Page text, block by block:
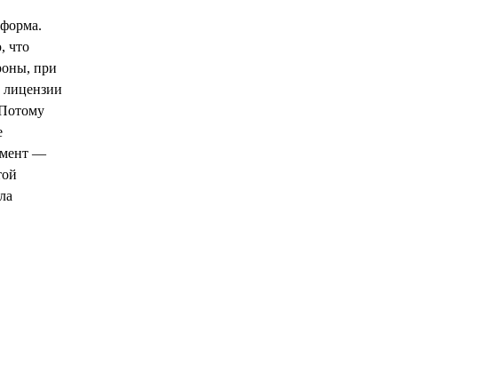
что
при
лицензии
—